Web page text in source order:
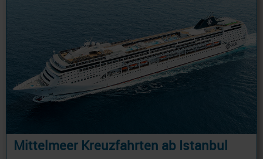
Mittelmeer Kreuzfahrten ab Istanbul